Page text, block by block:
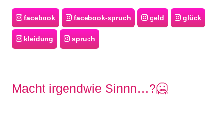
facebook facebook-spruch geld glück
kleidung spruch
Macht irgendwie Sinnn…?🥶